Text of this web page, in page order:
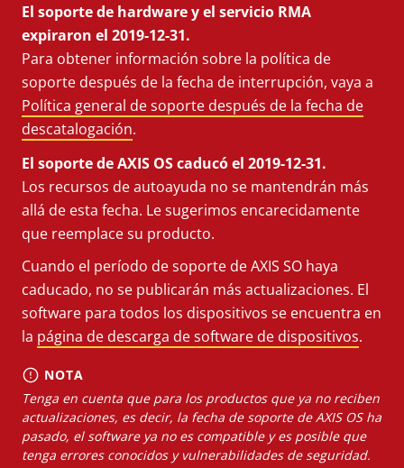
El soporte de hardware y el servicio RMA
expiraron el 2019-12-31.
Para obtener información sobre la política de
soporte después de la fecha de interrupción, vaya a
Política general de soporte después de la fecha de
descatalogación.
El soporte de AXIS OS caducó el 2019-12-31.
Los recursos de autoayuda no se mantendrán más
allá de esta fecha. Le sugerimos encarecidamente
que reemplace su producto.
Cuando el período de soporte de AXIS SO haya
caducado, no se publicarán más actualizaciones. El
software para todos los dispositivos se encuentra en
la página de descarga de software de dispositivos.
NOTA
Tenga en cuenta que para los productos que ya no reciben
actualizaciones, es decir, la fecha de soporte de AXIS OS ha
pasado, el software ya no es compatible y es posible que
tenga errores conocidos y vulnerabilidades de seguridad.